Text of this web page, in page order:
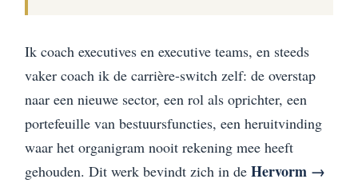
Ik coach executives en executive teams, en steeds
vaker coach ik de carrière-switch zelf: de overstap
naar een nieuwe sector, een rol als oprichter, een
portefeuille van bestuursfuncties, een heruitvinding
waar het organigram nooit rekening mee heeft
gehouden. Dit werk bevindt zich in de Hervorm →